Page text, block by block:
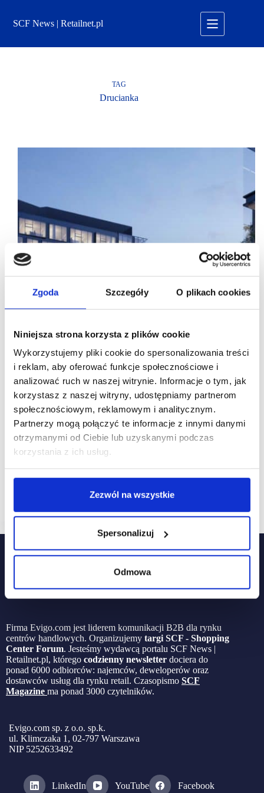
Zgoda Szczegóły O plikach cookies
Niniejsza strona korzysta z plików cookie
Wykorzystujemy pliki cookie do spersonalizowania treści
i reklam, aby oferować funkcje społecznościowe i
analizować ruch w naszej witrynie. Informacje o tym, jak
korzystasz z naszej witryny, udostępniamy partnerom
społecznościowym, reklamowym i analitycznym.
Partnerzy mogą połączyć te informacje z innymi danymi
otrzymanymi od Ciebie lub uzyskanymi podczas
korzystania z ich usług.
Zezwól na wszystkie
Spersonalizuj
Odmowa
treściSCF News | Retailnet.pl
TAG
Drucianka
26/09/2022 Drucianka
Drucianka Campus – nowa rewitalizacja na Pradze-
Północ
Liebrecht & wooD rozpoczął prace przygotowawcze
do realizacji swojej najnowszej inwestycji
na warszawskiej Pradze-Północ. W ramach
rewitalizacji Warszawskiej Fabryki Drutu, Sztyftu
Firma Evigo.com jest liderem komunikacji B2B dla rynku
centrów handlowych. Organizujemy targi SCF - Shopping
Center Forum. Jesteśmy wydawcą portalu SCF News |
Retailnet.pl, którego codzienny newsletter dociera do
ponad 6000 odbiorców: najemców, deweloperów oraz
dostawców usług dla rynku retail. Czasopismo SCF
Magazine ma ponad 3000 czytelników.
Evigo.com sp. z o.o. sp.k.
ul. Klimczaka 1, 02-797 Warszawa
NIP 5252633492
LinkedIn YouTube Facebook